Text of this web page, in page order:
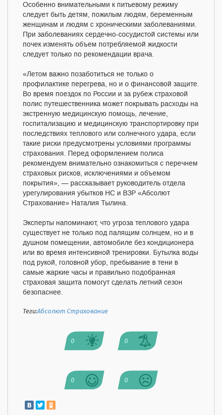
Особенно внимательными к питьевому режиму
следует быть детям, пожилым людям, беременным
женщинам и людям с хроническими заболеваниями.
При заболеваниях сердечно-сосудистой системы или
почек изменять объем потребляемой жидкости
следует только по рекомендации врача.
«Летом важно позаботиться не только о
профилактике перегрева, но и о финансовой защите.
Во время поездок по России и за рубеж страховой
полис путешественника может покрывать расходы на
экстренную медицинскую помощь, лечение,
госпитализацию и медицинскую транспортировку при
последствиях теплового или солнечного удара, если
такие риски предусмотрены условиями программы
страхования. Перед оформлением полиса
рекомендуем внимательно ознакомиться с перечнем
страховых рисков, исключениями и объемом
покрытия», — рассказывает руководитель отдела
урегулирования убытков НС и ВЗР «Абсолют
Страхование» Наталия Тылина.
Эксперты напоминают, что угроза теплового удара
существует не только под палящим солнцем, но и в
душном помещении, автомобиле без кондиционера
или во время интенсивной тренировки. Бутылка воды
под рукой, головной убор, пребывание в тени в
самые жаркие часы и правильно подобранная
страховая защита помогут сделать летний сезон
безопаснее.
Теги:Абсолют Страхование
0 0
0 0